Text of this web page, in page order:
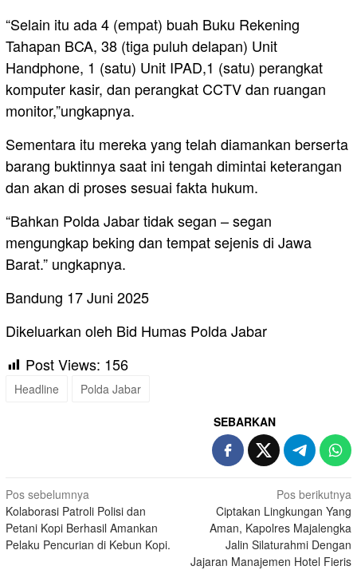
“Selain itu ada ⁠4 (empat) buah Buku Rekening
Tahapan BCA, ⁠38 (tiga puluh delapan) Unit
Handphone, 1 (satu) Unit IPAD,1 (satu) perangkat
komputer kasir, dan ⁠perangkat CCTV dan ruangan
monitor,”ungkapnya.
Sementara itu mereka yang telah diamankan berserta
barang buktinnya saat ini tengah dimintai keterangan
dan akan di proses sesuai fakta hukum.
“Bahkan Polda Jabar tidak segan – segan
mengungkap beking dan tempat sejenis di Jawa
Barat.” ungkapnya.
Bandung 17 Juni 2025
Dikeluarkan oleh Bid Humas Polda Jabar
Post Views: 156
Headline Polda Jabar
SEBARKAN
Navigasi
pos
Pos sebelumnya
Kolaborasi Patroli Polisi dan
Petani Kopi Berhasil Amankan
Pelaku Pencurian di Kebun Kopi.
Pos berikutnya
Ciptakan Lingkungan Yang
Aman, Kapolres Majalengka
Jalin Silaturahmi Dengan
Jajaran Manajemen Hotel Fieris